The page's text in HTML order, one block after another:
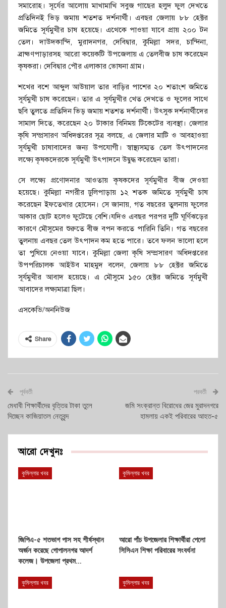
সমারোহ। সূর্যের আলোয় মাখামাখি সবুজ গাছের হলুদ ফুল দেখতে
প্রতিদিনই ভিড় জমায় শতশত দর্শনার্থী। এবছর জেলায় ৮৮ হেক্টর
জমিতে সূর্যমুখীর চাষ হয়েছে। এথেকে পাওয়া যাবে প্রায় ২০০ টন
তেল। দাউদকান্দি, মুরাদনগর, দেবিদ্বার, কুমিল্লা সদর, চান্দিনা,
ব্রাহ্মণপাড়ারসহ আরো কয়েকটি উপজেলায় এ তেলবীজ চাষ করেছেন
কৃষকরা। দেবিদ্বার পৌর এলাকার ভোষনা গ্রাম।
শখের বশে আব্দুল আউয়াল তার বাড়ির পাশের ২০ শতাংশ জমিতে
সূর্যমুখী চাষ করেছেন। তার এ সূর্যমুখীর খেত দেখতে ও ফুলের সাথে
ছবি তুলতে প্রতিদিন ভিড় জমায় শতশত দর্শনার্থী। উৎসুক দর্শনার্থীদের
সামাল দিতে, করেছেন ২০ টাকার বিনিময় টিকেটের ব্যবস্থা। জেলার
কৃষি সম্প্রসারণ অধিদপ্তরের সূত্র বলছে, এ জেলার মাটি ও আবহাওয়া
সূর্যমুখী চাষাবাদের জন্য উপযোগী। স্বাস্থ্যসম্মত তেল উৎপাদনের
লক্ষ্যে কৃষকদেরকে সূর্যমুখী উৎপাদনে উদ্বুদ্ধ করেছেন তারা।
সে লক্ষ্যে প্রণোদনার আওতায় কৃষকদের সূর্যমুখীর বীজ দেওয়া
হয়েছে। কুমিল্লা নগরীর ঢুলিপাড়ায় ১২ শতক জমিতে সূর্যমুখী চাষ
করেছেন ইফতেখার হোসেন। সে জানায়, গত বছরের তুলনায় ফুলের
আকার ছোট হলেও ফুটেছে বেশি।যদিও এবছর পরপর দুটি ঘূর্ণিঝড়ের
কারণে মৌসুমের শুরুতে বীজ বপন করতে পারিনি তিনি। গত বছরের
তুলনায় এবছর তেল উৎপাদন কম হতে পারে। তবে ফলন ভালো হলে
তা পুষিয়ে নেওয়া যাবে। কুমিল্লা জেলা কৃষি সম্প্রসারণ অধিদপ্তরের
উপপরিচালক আইউব মাহমুদ বলেন, জেলায় ৮৮ হেক্টর জমিতে
সূর্যমুখীর আবাদ হয়েছে। এ মৌসুমে ১৫০ হেক্টর জমিতে সূর্যমুখী
আবাদের লক্ষ্যমাত্রা ছিল।
এসকেডি/অননিউজ
Share
পূর্ববর্তী
মেধাবী শিক্ষার্থীদের বৃত্তির টাকা তুলে
দিচ্ছেন কাজিয়াতল নেতৃবৃন্দ
পরবর্তী
জমি সংক্রান্ত বিরোধের জের মুরাদনগরে
হামলায় একই পরিবারের আহত-৫
আরো দেখুনঃ
কুমিল্লার খবর
জিপিএ-৫ শতভাগ পাস সহ শীর্ষস্থান
অর্জন করেছে গোপালনগর আদর্শ
কলেজ। উপজেলা প্রথম…
কুমিল্লার খবর
আরো পাঁচ উপজেলার শিক্ষার্থীরা পেলো
সিসিএন শিক্ষা পরিবারের সংবর্ধনা
কুমিল্লার খবর কুমিল্লার খবর